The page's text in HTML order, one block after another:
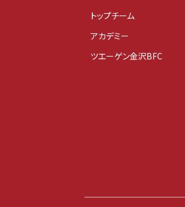
トップチーム
アカデミー
ツエーゲン金沢BFC